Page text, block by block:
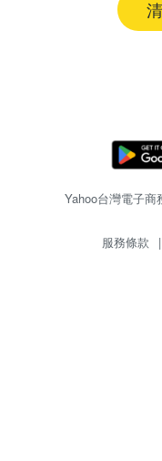
Yahoo台灣電子
服務條款 |